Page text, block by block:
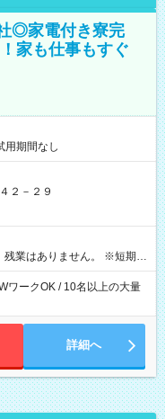
◎家電付き寮完
家も仕事もすぐ
期間】試用期間なし
２－２９
ありません。 ※短期の
承くださいませ。
ワークOK / 10名以上の大量
詳細へ